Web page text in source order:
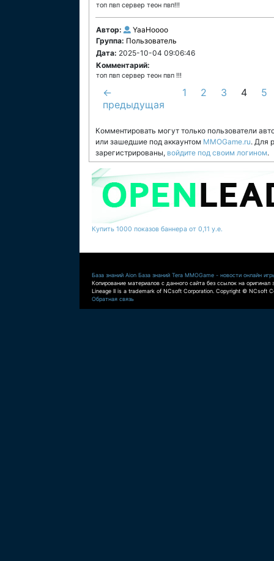
топ пвп сервер теон пвп!!!
Автор:
YaaHoooo
Группа: Пользователь
Дата: 2025-10-04 09:06:46
Комментарий:
топ пвп сервер теон пвп !!!
←
предыдущая
1 2 3 4 5
Комментировать могут только пользователи
или зашедшие под аккаунтом MMOGame.ru. Для
зарегистрированы, войдите под своим логином.
Купить 1000 показов баннера от 0,11 у.е.
База знаний Aion База знаний Tera MMOGame - новости онлайн
Копирование материалов с данного сайта без ссылок на оригинал
Lineage II is a trademark of NCsoft Corporation. Copyright © NCsoft
Обратная связь